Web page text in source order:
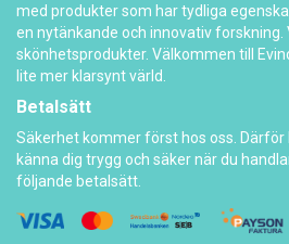
med produkter som har tydliga
en nytänkande och innovativ
skönhetsprodukter. Välkommen till
lite mer klarsynt värld.
Betalsätt
Säkerhet kommer först hos oss. Därför
känna dig trygg och säker när du
följande betalsätt.